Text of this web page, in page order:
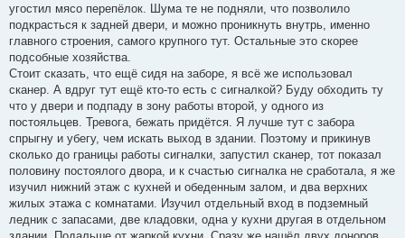
угостил мясо перепёлок. Шума те не подняли, что позволило
подкрасться к задней двери, и можно проникнуть внутрь, именно
главного строения, самого крупного тут. Остальные это скорее
подсобные хозяйства.
Стоит сказать, что ещё сидя на заборе, я всё же использовал
сканер. А вдруг тут ещё кто-то есть с сигналкой? Буду обходить ту
что у двери и подпаду в зону работы второй, у одного из
постояльцев. Тревога, бежать придётся. Я лучше тут с забора
спрыгну и убегу, чем искать выход в здании. Поэтому и прикинув
сколько до границы работы сигналки, запустил сканер, тот показал
половину постоялого двора, и к счастью сигналка не сработала, я же
изучил нижний этаж с кухней и обеденным залом, и два верхних
жилых этажа с комнатами. Изучил отдельный вход в подземный
ледник с запасами, две кладовки, одна у кухни другая в отдельном